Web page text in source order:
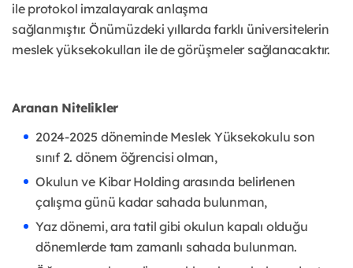
ile protokol imzalayarak anlaşma
sağlanmıştır. Önümüzdeki yıllarda farklı üniversitelerin
meslek yüksekokulları ile de görüşmeler sağlanacaktır.
Aranan Nitelikler
2024-2025 döneminde Meslek Yüksekokulu son
sınıf 2. dönem öğrencisi olman,
Okulun ve Kibar Holding arasında belirlenen
çalışma günü kadar sahada bulunman,
Yaz dönemi, ara tatil gibi okulun kapalı olduğu
dönemlerde tam zamanlı sahada bulunman.